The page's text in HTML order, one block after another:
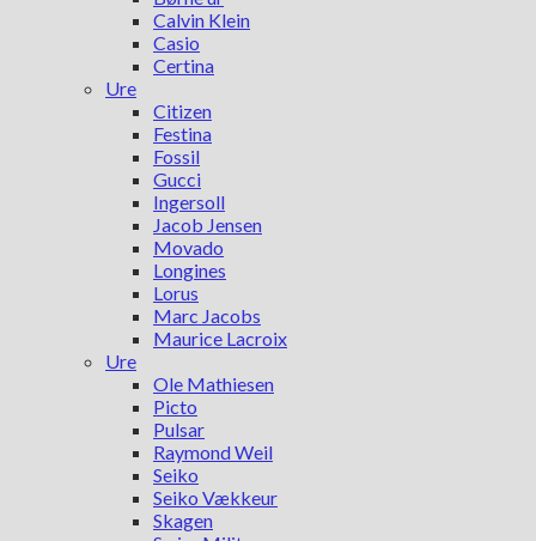
Calvin Klein
Casio
Certina
Ure
Citizen
Festina
Fossil
Gucci
Ingersoll
Jacob Jensen
Movado
Longines
Lorus
Marc Jacobs
Maurice Lacroix
Ure
Ole Mathiesen
Picto
Pulsar
Raymond Weil
Seiko
Seiko Vækkeur
Skagen